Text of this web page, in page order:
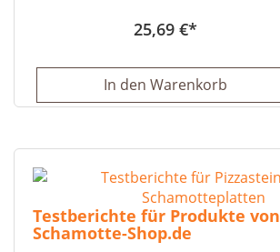
25,69 €
In den Warenkorb
Testberichte für Produkte von
Schamotte-Shop.de